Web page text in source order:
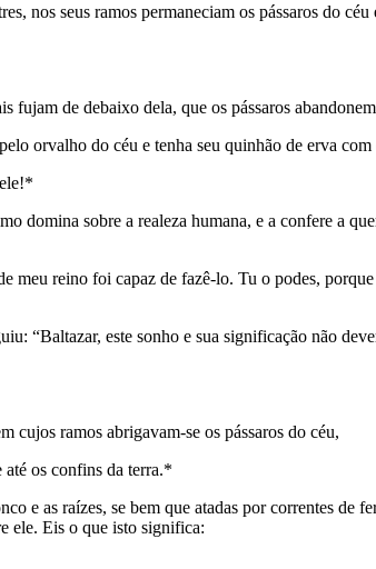
nos seus ramos permaneciam os pássaros do
de debaixo dela, que os pássaros
orvalho do céu e tenha seu quinhão de erva
domina sobre a realeza humana, e a confere a
meu reino foi capaz de fazê-lo. Tu o podes,
“Baltazar, este sonho e sua significação não
cujos ramos abrigavam-se os pássaros do céu,
até os confins da terra.*
e as raízes, se bem que atadas por correntes de
ele. Eis o que isto significa: